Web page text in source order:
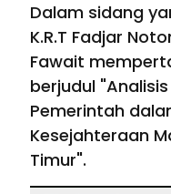
Dalam sidang
K.R.T Fadjar
Fawait
berjudul
Pemerintah
Kesejahteraan
Timur".